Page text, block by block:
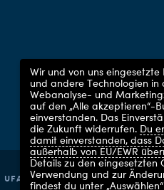
UFA GMBH 2026
Wir und von uns
und andere Technologien in
Webanalyse- und
auf den „Alle akzeptieren“-
einverstanden. Das
die Zukunft widerrufen. Du
damit einverstanden, dass
außerhalb von EU/EWR
Details zu den eingesetzten
Verwendung und zur
findest du unter